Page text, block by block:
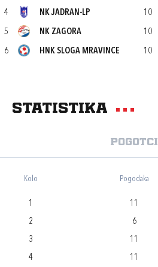
4 NK JADRAN-LP 10
5 NK ZAGORA 10
6 HNK SLOGA MRAVINCE 10
Statistika
Pogotci
Kolo Pogodaka
1 11
2
6
3
11
4
11